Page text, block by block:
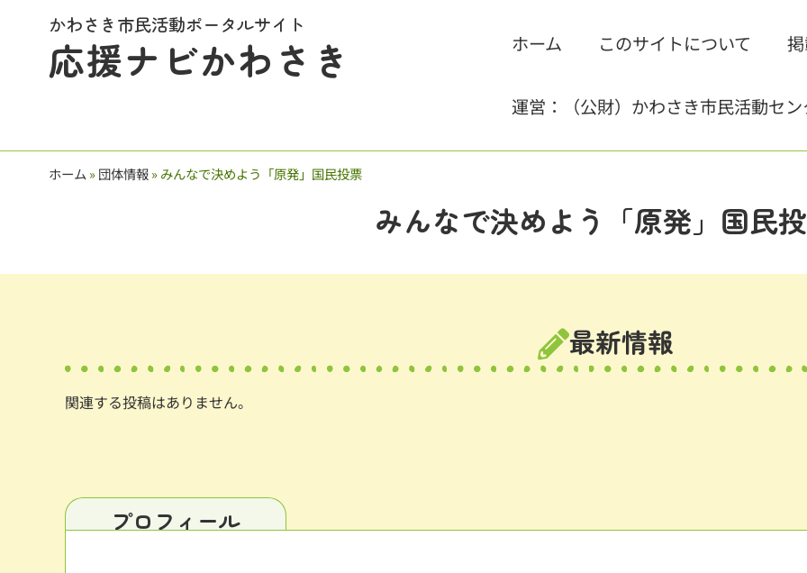
かわさき市民活動ポータルサイト
応援ナビかわさき ホーム このサイトについて
運営：（公財）かわさき市民活動セ
ホーム»団体情報»みんなで決めよう「原発」国民投票
みんなで決めよう「原発」国民
最新情報
関連する投稿はありません。
プロフィール